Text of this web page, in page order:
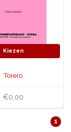
Kiezen
Torero
€0,00
1